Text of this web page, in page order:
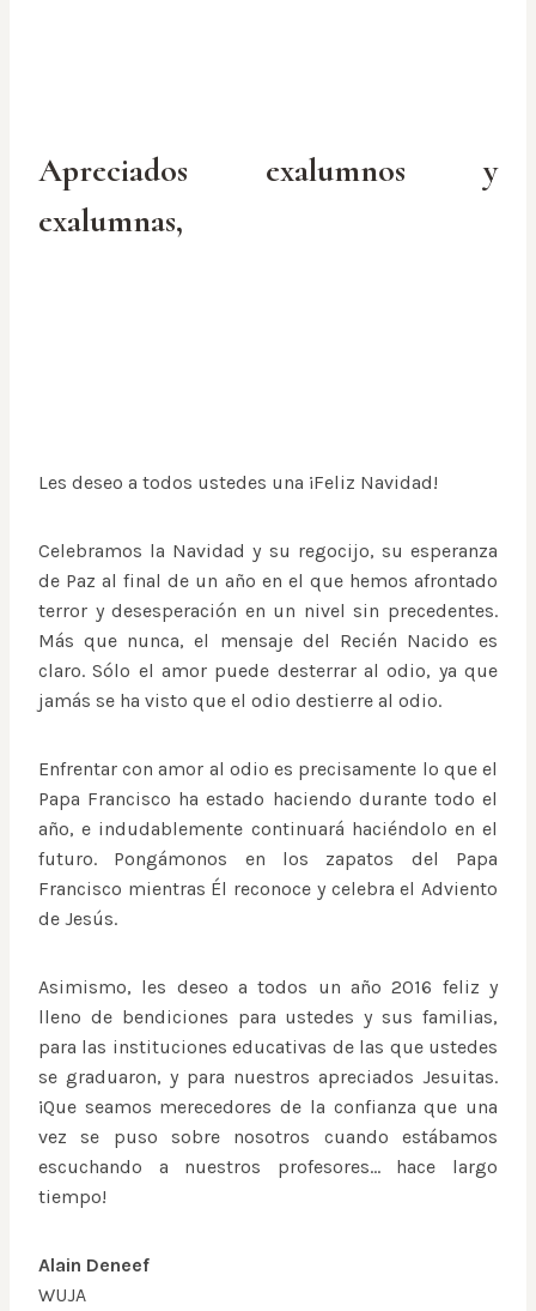
Apreciados exalumnos y
exalumnas,
Les deseo a todos ustedes una ¡Feliz Navidad!
Celebramos la Navidad y su regocijo, su esperanza
de Paz al final de un año en el que hemos afrontado
terror y desesperación en un nivel sin precedentes.
Más que nunca, el mensaje del Recién Nacido es
claro. Sólo el amor puede desterrar al odio, ya que
jamás se ha visto que el odio destierre al odio.
Enfrentar con amor al odio es precisamente lo que el
Papa Francisco ha estado haciendo durante todo el
año, e indudablemente continuará haciéndolo en el
futuro. Pongámonos en los zapatos del Papa
Francisco mientras Él reconoce y celebra el Adviento
de Jesús.
Asimismo, les deseo a todos un año 2016 feliz y
lleno de bendiciones para ustedes y sus familias,
para las instituciones educativas de las que ustedes
se graduaron, y para nuestros apreciados Jesuitas.
¡Que seamos merecedores de la confianza que una
vez se puso sobre nosotros cuando estábamos
escuchando a nuestros profesores… hace largo
tiempo!
Alain Deneef
WUJA